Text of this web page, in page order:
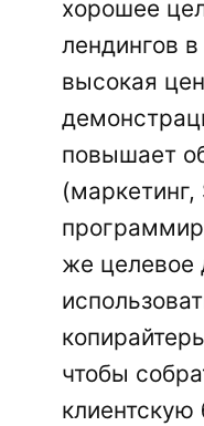
хорошее
лендингов
высокая
повышает
(маркетинг,
же целевое
чтобы
клиентскую